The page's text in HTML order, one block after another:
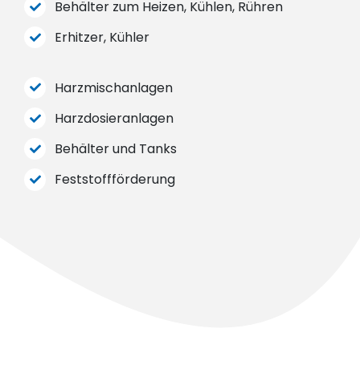
Behälter zum Heizen, Kühlen, Rühren
Erhitzer, Kühler
Harzmischanlagen
Harzdosieranlagen
Behälter und Tanks
Feststoffförderung